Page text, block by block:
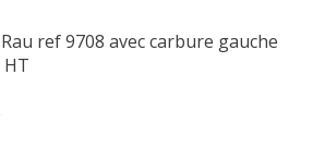
ref 9708 avec carbure gauche
HT